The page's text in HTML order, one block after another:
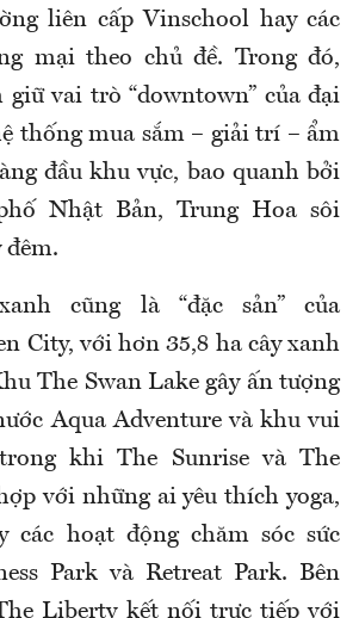
liên cấp Vinschool hay các
mại theo chủ đề. Trong đó,
vai trò “downtown” của đại
thống mua sắm – giải trí – ẩm
đầu khu vực, bao quanh bởi
Nhật Bản, Trung Hoa sôi
đêm.
cũng là “đặc sản” của
City, với hơn 35,8 ha cây xanh
The Swan Lake gây ấn tượng
Aqua Adventure và khu vui
khi The Sunrise và The
với những ai yêu thích yoga,
các hoạt động chăm sóc sức
Park và Retreat Park. Bên
Liberty kết nối trực tiếp với